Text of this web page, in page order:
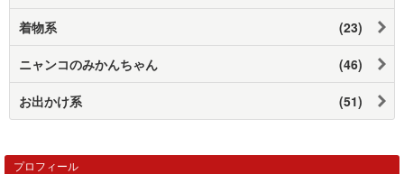
着物系 (23)
ニャンコのみかんちゃん (46)
お出かけ系 (51)
プロフィール